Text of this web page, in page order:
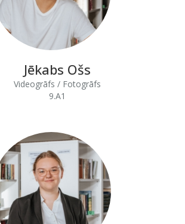
Jēkabs Ošs
Videogrāfs / Fotogrāfs
9.A1